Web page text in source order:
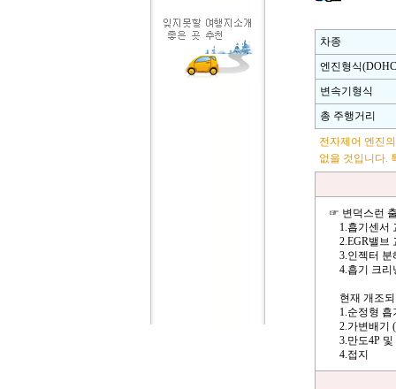
차종
엔진형식
변속기형식
총 주행거리
전자제어 엔진
없을 것입니다.
☞ 변덕스런
1.흡기센서
2.EGR밸브
3.인젝터 분
4.흡기 크리
현재 개조되
1.순정형 흡
2.가변배기
3.만도4P 및
4.접지